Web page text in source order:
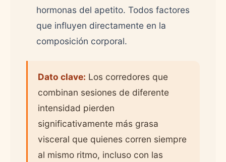
hormonas del apetito. Todos factores
que influyen directamente en la
composición corporal.
Dato clave: Los corredores que
combinan sesiones de diferente
intensidad pierden
significativamente más grasa
visceral que quienes corren siempre
al mismo ritmo, incluso con las